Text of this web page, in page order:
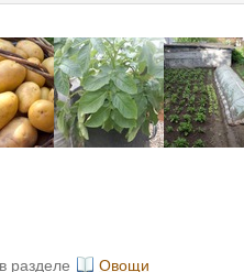
в разделе Овощи